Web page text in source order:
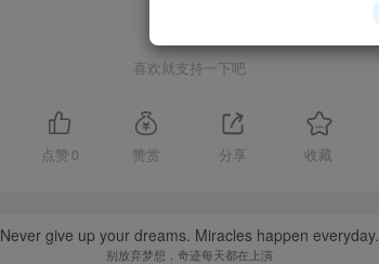
喜欢就支持一下吧
点赞 0 赞赏 分享 收藏
Never give up your dreams. Miracles happen everyday.
别放弃梦想，奇迹每天都在上演